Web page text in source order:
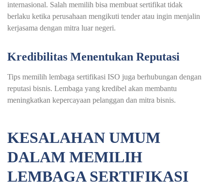
internasional. Salah memilih bisa membuat sertifikat tidak
berlaku ketika perusahaan mengikuti tender atau ingin menjalin
kerjasama dengan mitra luar negeri.
Kredibilitas Menentukan Reputasi
Tips memilih lembaga sertifikasi ISO juga berhubungan dengan
reputasi bisnis. Lembaga yang kredibel akan membantu
meningkatkan kepercayaan pelanggan dan mitra bisnis.
KESALAHAN UMUM
DALAM MEMILIH
LEMBAGA SERTIFIKASI